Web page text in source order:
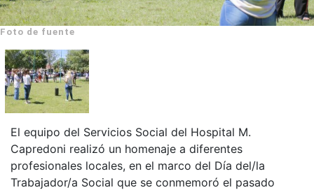
Foto de fuente
El equipo del Servicios Social del Hospital M.
Capredoni realizó un homenaje a diferentes
profesionales locales, en el marco del Día del/la
Trabajador/a Social que se conmemoró el pasado